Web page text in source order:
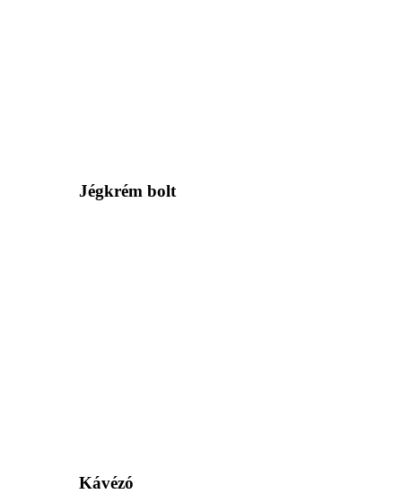
Jégkrém bolt
Kávézó